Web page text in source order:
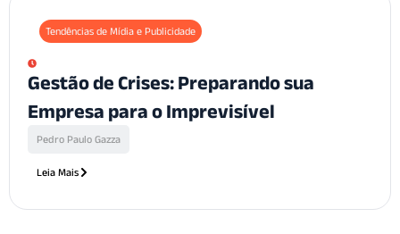
Tendências de Mídia e Publicidade
Gestão de Crises: Preparando sua
Empresa para o Imprevisível
Pedro Paulo Gazza
Leia Mais